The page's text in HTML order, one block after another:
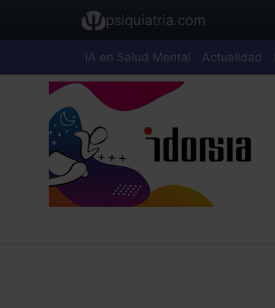
psiquiatria.com
IA en Salud Mental Actualidad